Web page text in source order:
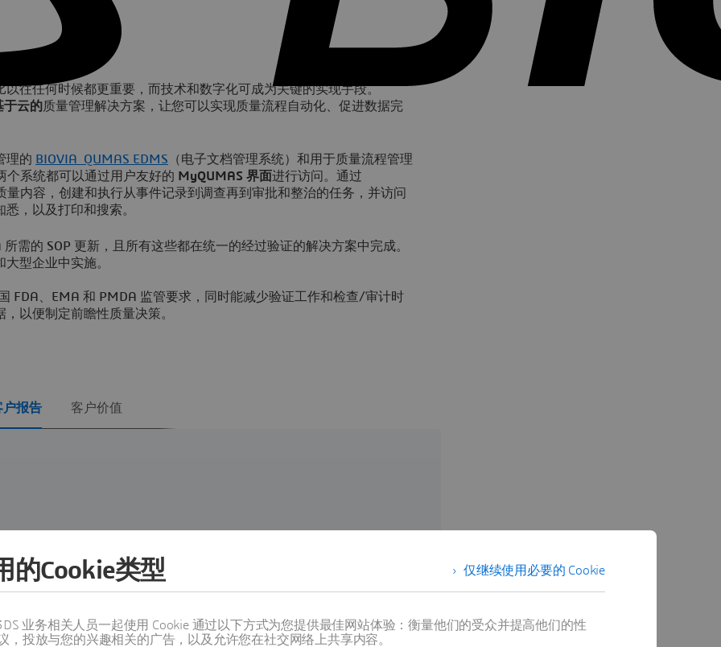
往任何时候都更重要，而技术和数字化可成为关键的实现手段。
于云的质量管理解决方案，让您可以实现质量流程自动化、促进数据完
理的 BIOVIA QUMAS EDMS （电子文档管理系统）和用于质量流程管理
系统都可以通过用户友好的 MyQUMAS 界面进行访问。通过
内容，创建和执行从事件记录到调查再到审批和整治的任务，并访问
，以及打印和搜索。
需的 SOP 更新，且所有这些都在统一的经过验证的解决方案中完成。
型企业中实施。
FDA、EMA 和 PMDA 监管要求，同时能减少验证工作和检查/审计时
，以便制定前瞻性质量决策。
户报告 客户价值
98%
仅继续使用必要的 Cookie
的Cookie类型
业务相关人员一起使用 Cookie 通过以下方式为您提供最佳网站体验：衡量他们的受众并提高他们的性
投放与您的兴趣相关的广告，以及允许您在社交网络上共享内容。